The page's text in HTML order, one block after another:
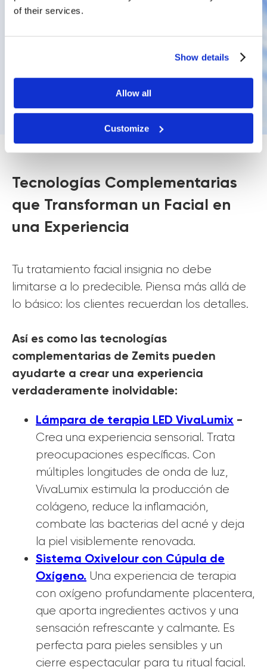
of their services.
Show details
Allow all
Customize
Tecnologías Complementarias
que Transforman un Facial en
una Experiencia
Tu tratamiento facial insignia no debe
limitarse a lo predecible. Piensa más allá de
lo básico: los clientes recuerdan los detalles.
Así es como las tecnologías
complementarias de Zemits pueden
ayudarte a crear una experiencia
verdaderamente inolvidable:
Lámpara de terapia LED VivaLumix -
Crea una experiencia sensorial. Trata
preocupaciones específicas. Con
múltiples longitudes de onda de luz,
VivaLumix estimula la producción de
colágeno, reduce la inflamación,
combate las bacterias del acné y deja
la piel visiblemente renovada.
Sistema Oxivelour con Cúpula de
Oxígeno. Una experiencia de terapia
con oxígeno profundamente placentera,
que aporta ingredientes activos y una
sensación refrescante y calmante. Es
perfecta para pieles sensibles y un
cierre espectacular para tu ritual facial.